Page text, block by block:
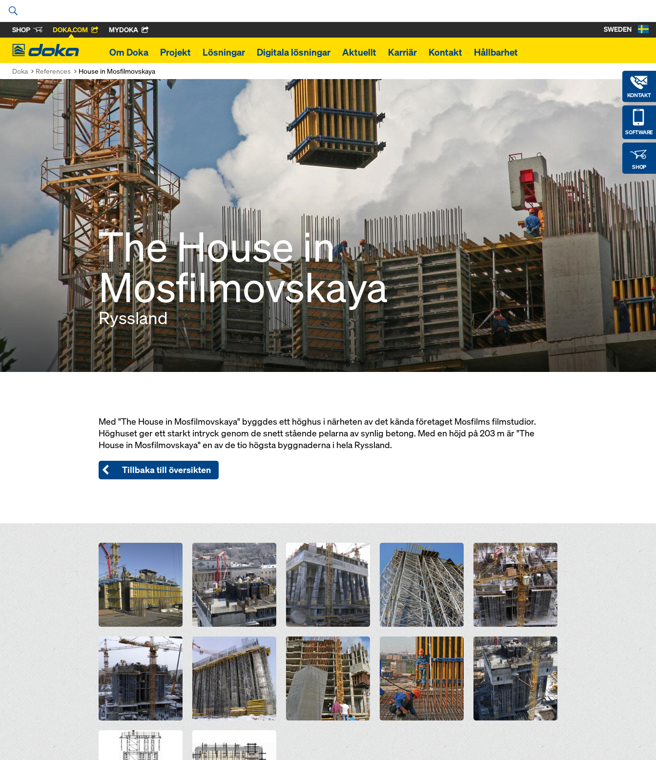
SHOP DOKA.COM MYDOKA
Doka
Om Doka Projekt Lösningar Digitala lösningar Aktuellt Karriär Kontakt Hållbarhet
KONTAKT
SOFTWARE
SHOP
SWEDEN
Doka References House in Mosfilmovskaya
The House in
Mosfilmovskaya
Ryssland
Med "The House in Mosfilmovskaya" byggdes ett höghus i närheten av det kända företaget Mosfilms filmstudior.
Höghuset ger ett starkt intryck genom de snett stående pelarna av synlig betong. Med en höjd på 203 m är "The
House in Mosfilmovskaya" en av de tio högsta byggnaderna i hela Ryssland.
Tillbaka till översikten
Open Open Open Open Open
Open Open Open Open Open
Open